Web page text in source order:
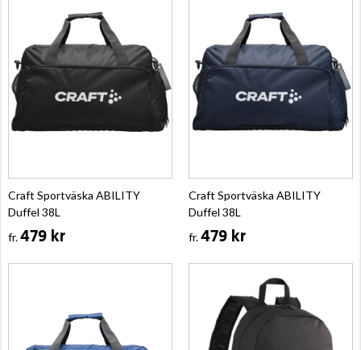
Craft Sportväska ABILITY
Duffel 38L
fr.479 kr
Craft Sportväska ABILITY
Duffel 38L
fr.479 kr